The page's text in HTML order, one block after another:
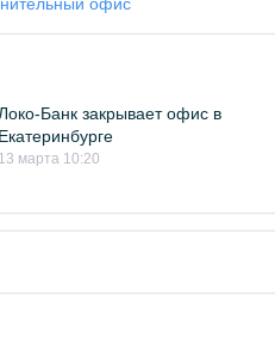
Банк закрывает офис в
Екатеринбурге
13 марта 10:20